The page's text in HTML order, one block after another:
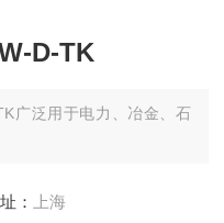
D-TK
广泛用于电力、冶金、石
： 上海